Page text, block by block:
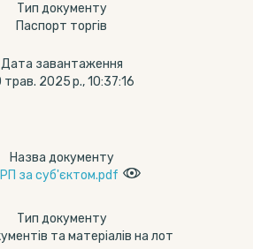
Тип документу
Паспорт торгів
Дата завантаження
трав. 2025 р., 10:37:16
Назва документу
за суб'єктом.pdf
Тип документу
та матеріалів на лот